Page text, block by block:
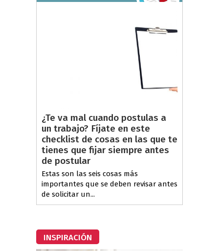
¿Te va mal cuando postulas a
un trabajo? Fíjate en este
checklist de cosas en las que te
tienes que fijar siempre antes
de postular
Estas son las seis cosas más
importantes que se deben revisar antes
de solicitar un...
INSPIRACIÓN